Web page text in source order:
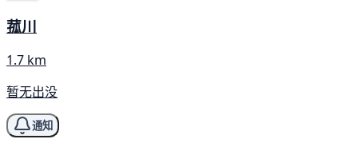
菰川
1.7 km
暂无出没
通知